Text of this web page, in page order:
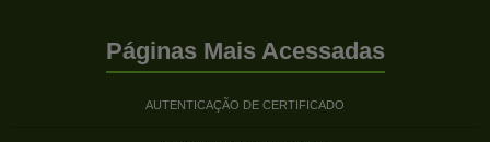
Páginas Mais Acessadas
AUTENTICAÇÃO DE CERTIFICADO